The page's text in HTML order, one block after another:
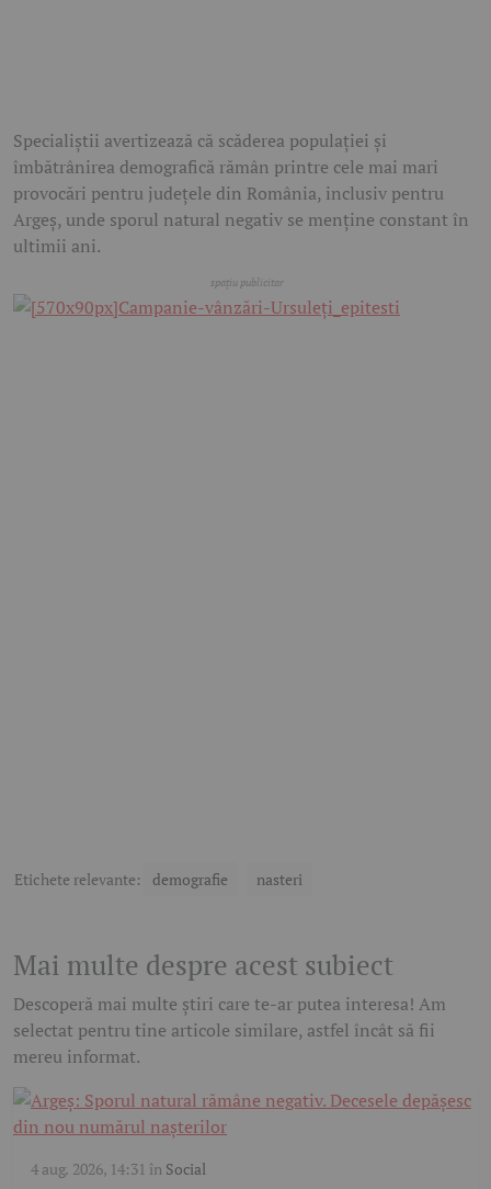
Specialiștii avertizează că scăderea populației și
îmbătrânirea demografică rămân printre cele mai mari
provocări pentru județele din România, inclusiv pentru
Argeș, unde sporul natural negativ se menține constant în
ultimii ani.
Etichete relevante: demografie nasteri
Mai multe despre acest subiect
Descoperă mai multe știri care te-ar putea interesa! Am
selectat pentru tine articole similare, astfel încât să fii
mereu informat.
4 aug. 2026, 14:31 în Social